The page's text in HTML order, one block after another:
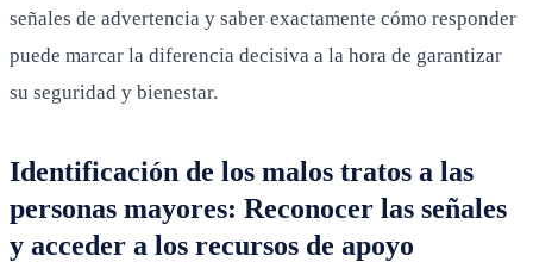
señales de advertencia y saber exactamente cómo responder
puede marcar la diferencia decisiva a la hora de garantizar
su seguridad y bienestar.
Identificación de los malos tratos a las
personas mayores: Reconocer las señales
y acceder a los recursos de apoyo